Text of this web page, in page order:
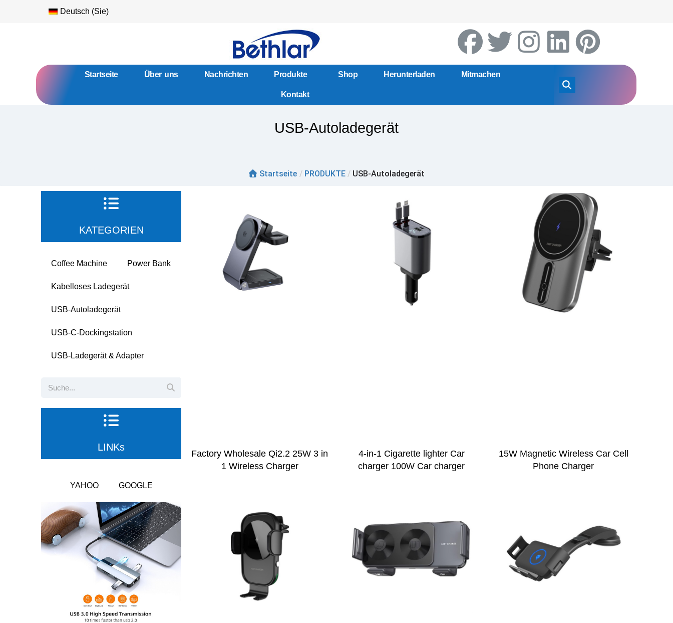
Deutsch (Sie)
Startseite Über uns Nachrichten Produkte Shop Herunterladen Mitmachen
Kontakt
USB-Autoladegerät
Startseite / PRODUKTE / USB-Autoladegerät
KATEGORIEN
Coffee Machine Power Bank
Kabelloses Ladegerät
USB-Autoladegerät
USB-C-Dockingstation
USB-Ladegerät & Adapter
LINKs
YAHOO GOOGLE
Factory Wholesale Qi2.2 25W 3 in
1 Wireless Charger
4-in-1 Cigarette lighter Car
charger 100W Car charger
15W Magnetic Wireless Car Cell
Phone Charger